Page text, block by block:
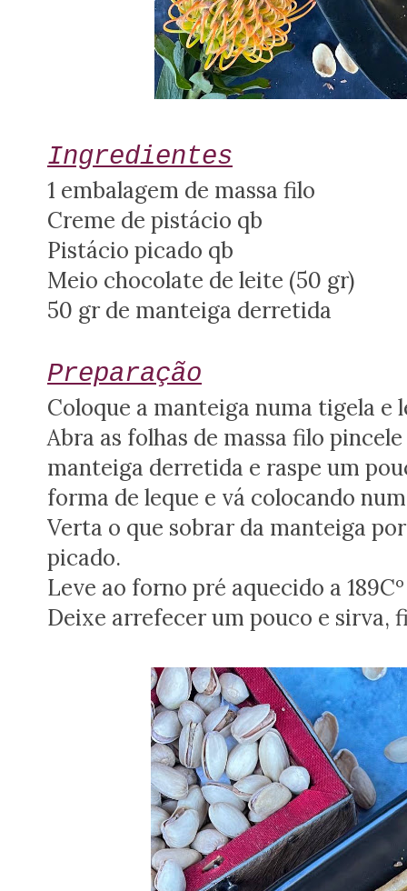
Ingredientes
1 embalagem de massa filo
Creme de pistácio qb
Pistácio picado qb
Meio chocolate de leite (50 gr)
50 gr de manteiga derretida
Preparação
Coloque a manteiga numa tigela e
Abra as folhas de massa filo
manteiga derretida e raspe um
forma de leque e vá colocando
Verta o que sobrar da manteiga
picado.
Leve ao forno pré aquecido a
Deixe arrefecer um pouco e sirva,